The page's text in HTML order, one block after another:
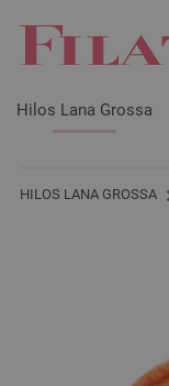
Hilos Lana Grossa
HILOS LANA GROSSA